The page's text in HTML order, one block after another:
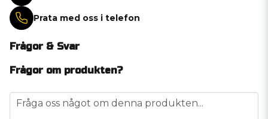
Prata med oss i telefon
Frågor & Svar
Frågor om produkten?
question
Fråga oss något om denna produkten...